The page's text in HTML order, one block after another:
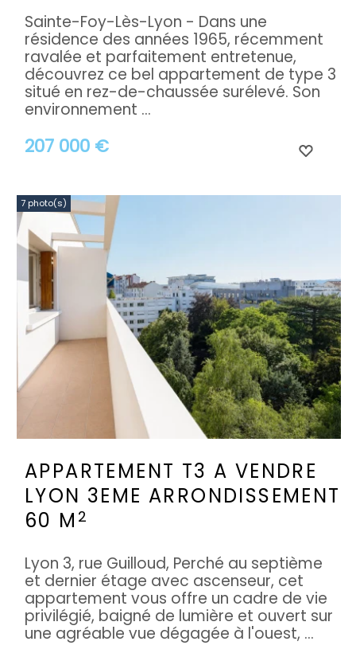
207 000 €
Sainte-Foy-Lès-Lyon - Dans une
résidence des années 1965, récemment
ravalée et parfaitement entretenue,
découvrez ce bel appartement de type 3
situé en rez-de-chaussée surélevé. Son
environnement ...
7 photo(s)
APPARTEMENT T3 A VENDRE
LYON 3EME ARRONDISSEMENT
60 M 2
Lyon 3, rue Guilloud, Perché au septième
et dernier étage avec ascenseur, cet
appartement vous offre un cadre de vie
privilégié, baigné de lumière et ouvert sur
une agréable vue dégagée à l'ouest, ...